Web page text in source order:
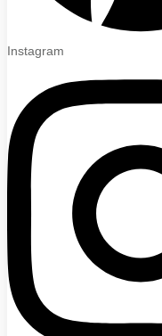
Instagram